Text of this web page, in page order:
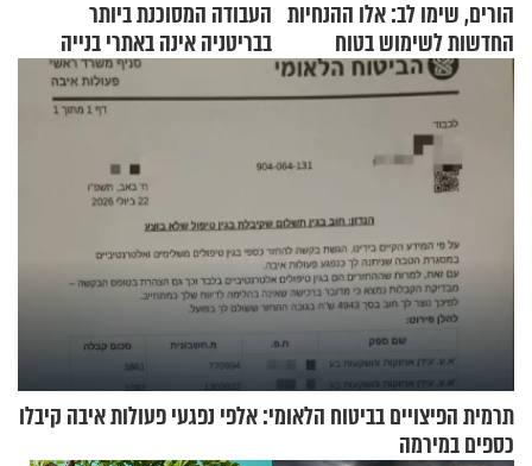
הורים, שימו לב: אלו ההנחיות
החדשות לשימוש בטוח
בסקווישי לאחר מקרי אשפוז
העבודה המסוכנת ביותר
בבריטניה אינה באתרי בנייה
אלא דווקא בשדות
תרמית הפיצויים בביטוח הלאומי: אלפי נפגעי פעולות איבה קיבלו
כספים במירמה